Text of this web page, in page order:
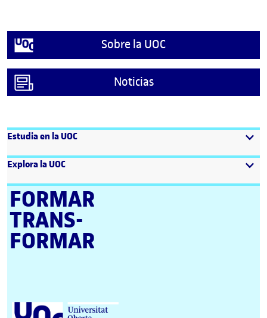
Sobre la UOC
Noticias
Estudia en la UOC
Explora la UOC
FORMAR
TRANS­
FORMAR
Universitat Oberta de Catalunya (UOC)